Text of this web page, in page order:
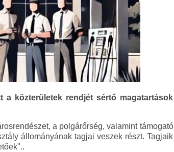
a közterületek rendjét sértő magatartások
a polgárőrség, valamint támogató
állományának tagjai veszek részt. Tagjaik